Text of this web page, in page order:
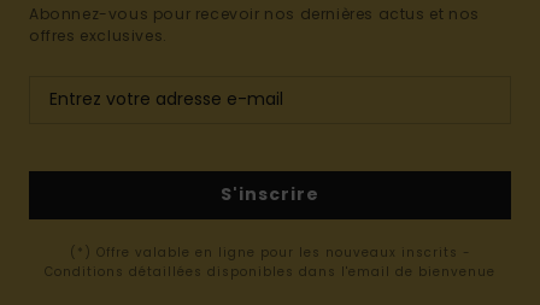
Abonnez-vous pour recevoir nos dernières actus et nos
offres exclusives.
S'inscrire
(*) Offre valable en ligne pour les nouveaux inscrits -
Conditions détaillées disponibles dans l'email de bienvenue